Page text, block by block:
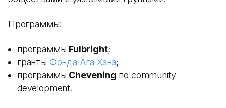
Программы:
программы Fulbright;
гранты Фонда Ага Хана;
программы Chevening по community
development.